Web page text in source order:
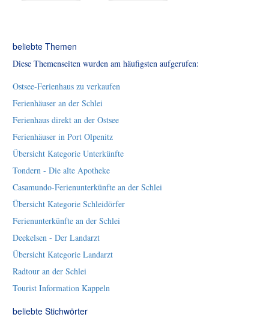
beliebte Themen
Diese Themenseiten wurden am häufigsten aufgerufen:
Ostsee-Ferienhaus zu verkaufen
Ferienhäuser an der Schlei
Ferienhaus direkt an der Ostsee
Ferienhäuser in Port Olpenitz
Übersicht Kategorie Unterkünfte
Tondern - Die alte Apotheke
Casamundo-Ferienunterkünfte an der Schlei
Übersicht Kategorie Schleidörfer
Ferienunterkünfte an der Schlei
Deekelsen - Der Landarzt
Übersicht Kategorie Landarzt
Radtour an der Schlei
Tourist Information Kappeln
beliebte Stichwörter